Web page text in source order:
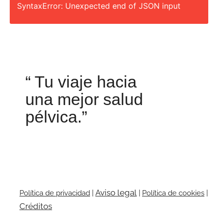
SyntaxError: Unexpected end of JSON input
“ Tu viaje hacia
una mejor salud
pélvica.”
Política de privacidad Aviso legal Política de cookies
Créditos